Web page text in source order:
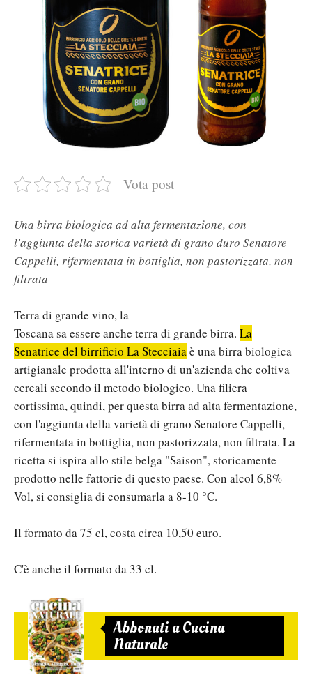
Vota post
Una birra biologica ad alta fermentazione, con
l'aggiunta della storica varietà di grano duro Senatore
Cappelli, rifermentata in bottiglia, non pastorizzata, non
filtrata
Terra di grande vino, la
Toscana sa essere anche terra di grande birra. La
Senatrice del birrificio La Stecciaiaè una birra biologica
artigianale prodotta all'interno di un'azienda che coltiva
cereali secondo il metodo biologico. Una filiera
cortissima, quindi, per questa birra ad alta fermentazione,
con l'aggiunta della varietà di grano Senatore Cappelli,
rifermentata in bottiglia, non pastorizzata, non filtrata. La
ricetta si ispira allo stile belga "Saison", storicamente
prodotto nelle fattorie di questo paese. Con alcol 6,8%
Vol, si consiglia di consumarla a 8-10 °C.
Il formato da 75 cl, costa circa 10,50 euro.
C'è anche il formato da 33 cl.
Abbonati a Cucina
Naturale